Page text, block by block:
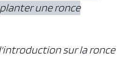
une ronce
sur la ronce